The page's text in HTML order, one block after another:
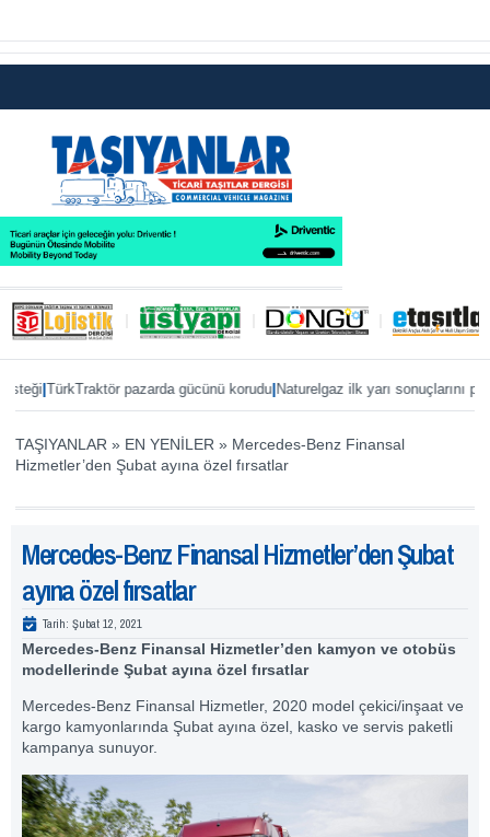
TürkTraktör pazarda gücünü korudu|Naturelgaz ilk yarı sonuçlarını paylaştı
TAŞIYANLAR » EN YENİLER » Mercedes-Benz Finansal
Hizmetler’den Şubat ayına özel fırsatlar
Mercedes-Benz Finansal Hizmetler’den Şubat
ayına özel fırsatlar
Tarih: Şubat 12, 2021
Mercedes-Benz Finansal Hizmetler’den kamyon ve otobüs
modellerinde Şubat ayına özel fırsatlar
Mercedes-Benz Finansal Hizmetler, 2020 model çekici/inşaat ve
kargo kamyonlarında Şubat ayına özel, kasko ve servis paketli
kampanya sunuyor.